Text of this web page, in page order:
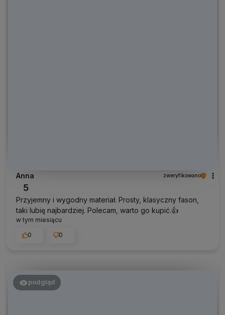
Anna zweryfikowano
5
Przyjemny i wygodny materiał. Prosty, klasyczny fason,
taki lubię najbardziej. Polecam, warto go kupić.👍
w tym miesiącu
0
0
podgląd